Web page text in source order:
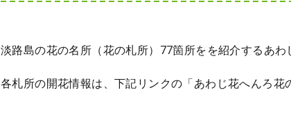
淡路島の花の名所（花の札所）77箇所をを紹介するあわ
各札所の開花情報は、下記リンクの「あわじ花へんろ花